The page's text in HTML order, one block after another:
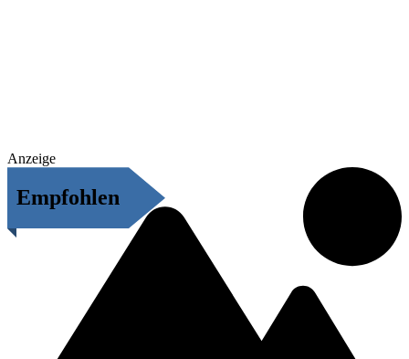
Anzeige
Empfohlen